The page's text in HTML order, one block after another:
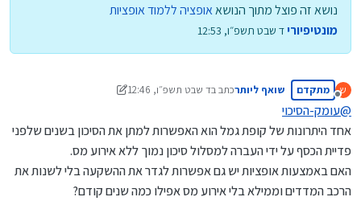
נושא זה פוצל מתוך הנושאאופציה ללמוד אופציות
מונטיפיוריד שבט תשפ״ו, 12:53
ש
מנותק
מתקדם שואף ליותרכתב בד שבט תשפ״ו, 12:46
נערך לאחרונה על ידי מונטיפיורי
@עומק-הסיכוי
אחד היתרונות של קופת גמל הוא האפשרות למתן את הסיכון בשנים שלפני
פדיית הכסף על ידי העברה למסלול סיכון נמוך ללא אירוע מס.
האם באמצעות אופציות יש גם אפשרות לגדר את ההשקעה בלי לשנות את
הרכב המדדים וממילא בלי אירוע מס אפילו כמה שנים קודם?